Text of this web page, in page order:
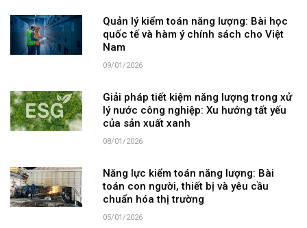
Quản lý kiểm toán năng lượng: Bài học
quốc tế và hàm ý chính sách cho Việt
Nam
09/01/2026
Giải pháp tiết kiệm năng lượng trong xử
lý nước công nghiệp: Xu hướng tất yếu
của sản xuất xanh
08/01/2026
Năng lực kiểm toán năng lượng: Bài
toán con người, thiết bị và yêu cầu
chuẩn hóa thị trường
05/01/2026